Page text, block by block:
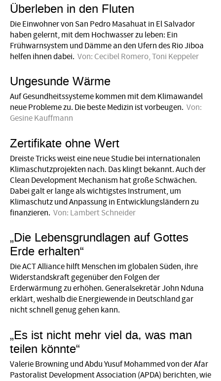
Überleben in den Fluten
Die Einwohner von San Pedro Masahuat in El Salvador
haben gelernt, mit dem Hochwasser zu leben: Ein
Frühwarnsystem und Dämme an den Ufern des Rio Jiboa
helfen ihnen dabei. Von: Cecibel Romero,Toni Keppeler
Ungesunde Wärme
Auf Gesundheitssysteme kommen mit dem Klimawandel
neue Probleme zu. Die beste Medizin ist vorbeugen. Von:
Gesine Kauffmann
Zertifikate ohne Wert
Dreiste Tricks weist eine neue Studie bei internationalen
Klimaschutzprojekten nach. Das klingt bekannt. Auch der
Clean Development Mechanism hat große Schwächen.
Dabei galt er lange als wichtigstes Instrument, um
Klimaschutz und Anpassung in Entwicklungsländern zu
finanzieren. Von: Lambert Schneider
„Die Lebensgrundlagen auf Gottes
Erde erhalten“
Die ACT Alliance hilft Menschen im globalen Süden, ihre
Widerstandskraft gegenüber den Folgen der
Erderwärmung zu erhöhen. Generalsekretär John Nduna
erklärt, weshalb die Energiewende in Deutschland gar
nicht schnell genug gehen kann.
„Es ist nicht mehr viel da, was man
teilen könnte“
Valerie Browning und Abdu Yusuf Mohammed von der Afar
Pastoralist Development Association (APDA) berichten, wie